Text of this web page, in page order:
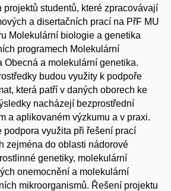
projektů studentů, které zpracovávají
a disertačních prací na PřF MU
Molekulární biologie a genetika
programech Molekulární
Obecná a molekulární genetika.
budou využity k podpoře
která patří v daných oborech ke
nacházejí bezprostřední
a aplikovaném výzkumu a v praxi.
podpora využita při řešení prací
zejména do oblasti nádorové
genetiky, molekulární
onemocnění a molekulární
mikroorganismů. Řešení projektu